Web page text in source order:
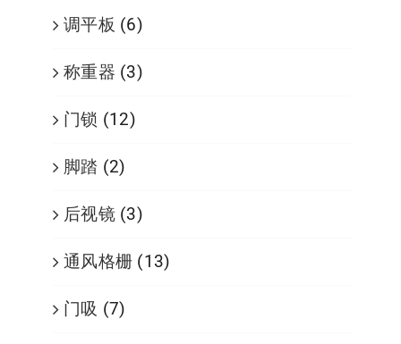
调平板 (6)
称重器 (3)
门锁 (12)
脚踏 (2)
后视镜 (3)
通风格栅 (13)
门吸 (7)